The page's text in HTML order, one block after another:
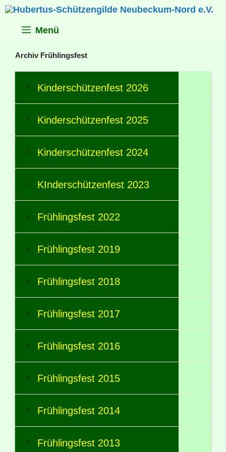
Zum
Inhalt
Menü
Archiv Frühlingsfest
Kinderschützenfest 2026
Kinderschützenfest 2025
Kinderschützenfest 2024
KInderschützenfest 2023
Frühlingsfest 2022
Frühlingsfest 2019
Frühlingsfest 2018
Frühlingsfest 2017
Frühlingsfest 2016
Frühlingsfest 2015
Frühlingsfest 2014
Frühlingsfest 2013